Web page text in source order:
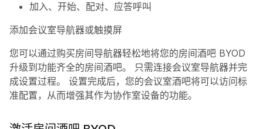
加入、开始、配对、应答呼叫
添加会议室导航器或触摸屏
您可以通过购买房间导航器轻松地将您的房间酒吧 BYOD
升级到功能齐全的房间酒吧。 只需连接会议室导航器并完
成设置过程。 设置完成后，您的会议室酒吧将可以访问标
准配置，从而增强其作为协作室设备的功能。